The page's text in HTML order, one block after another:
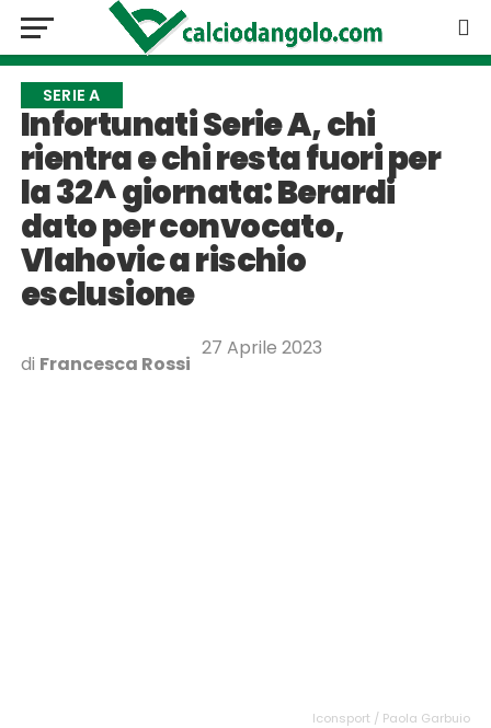
SERIE A
Infortunati Serie A, chi
rientra e chi resta fuori per
la 32^ giornata: Berardi
dato per convocato,
Vlahovic a rischio
esclusione
di Francesca Rossi
27 Aprile 2023
Iconsport / Paola Garbuio